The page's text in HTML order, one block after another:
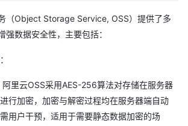
（Object Storage Service, OSS）提供了多
强数据安全性，主要包括：
：
阿里云OSS采用AES-256算法对存储在服务器
行加密，加密与解密过程均在服务器端自动
用户干预，适用于需要静态数据加密的场